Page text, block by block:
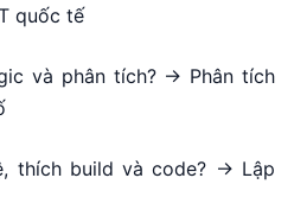
quốc tế
và phân tích? → Phân tích
thích build và code? → Lập